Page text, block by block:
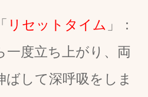
リセットタイム 」：
一度立ち上がり、両
ばして深呼吸をしま